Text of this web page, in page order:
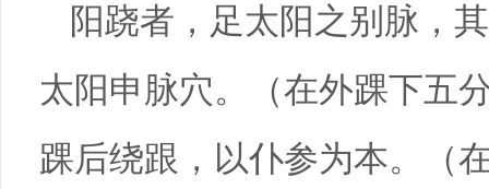
阳跷者，足太阳之别脉，
太阳申脉穴。（在外踝下五
踝后绕跟，以仆参为本。（